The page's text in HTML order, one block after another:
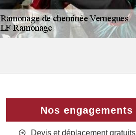
Nos engagements
Devis et déplacement gratuits